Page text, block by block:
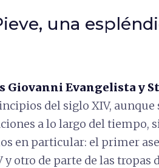
una
Giovanni Evangelista y
del siglo XIV, aunque
a lo largo del tiempo,
en particular: el primer
otro de parte de las tropas